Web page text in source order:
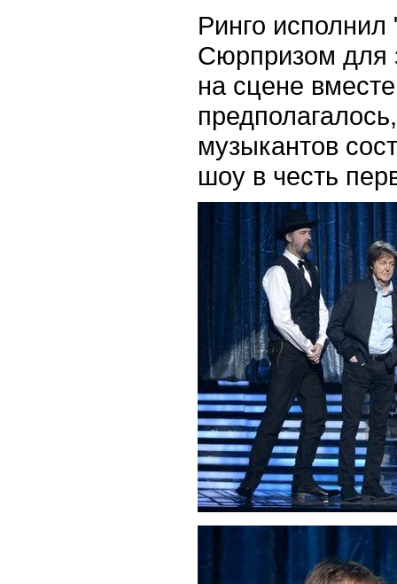
Ринго
Сюрпризом для
на сцене
музыкантов
шоу в честь